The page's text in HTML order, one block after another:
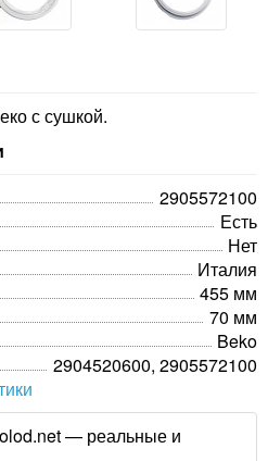
с сушкой.
2905572100
Есть
Нет
Италия
455 мм
70 мм
Beko
2904520600, 2905572100
— реальные и